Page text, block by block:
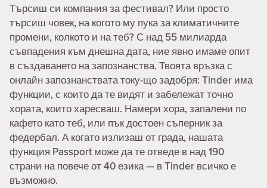
Търсиш си компания за фестивал? Или просто
търсиш човек, на когото му пука за климатичните
промени, колкото и на теб? С над 55 милиарда
съвпадения към днешна дата, ние явно имаме опит
в създаването на запознанства. Твоята връзка с
онлайн запознанствата току-що задобря: Tinder има
функции, с които да те видят и забележат точно
хората, които харесваш. Намери хора, запалени по
кафето като теб, или пък достоен съперник за
федербал. А когато излизаш от града, нашата
функция Passport може да те отведе в над 190
страни на повече от 40 езика — в Tinder всичко е
възможно.